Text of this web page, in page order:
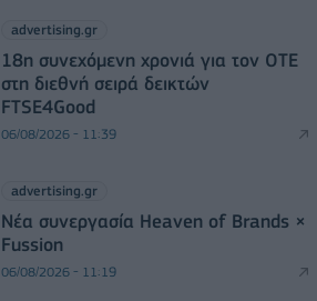
advertising.gr
18η συνεχόμενη χρονιά για τον ΟΤΕ
στη διεθνή σειρά δεικτών
FTSE4Good
06/08/2026 - 11:39
advertising.gr
Νέα συνεργασία Heaven of Brands ×
Fussion
06/08/2026 - 11:19